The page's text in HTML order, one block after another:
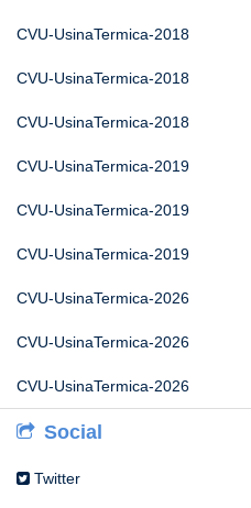
CVU-UsinaTermica-2018
CVU-UsinaTermica-2018
CVU-UsinaTermica-2018
CVU-UsinaTermica-2019
CVU-UsinaTermica-2019
CVU-UsinaTermica-2019
CVU-UsinaTermica-2026
CVU-UsinaTermica-2026
CVU-UsinaTermica-2026
Social
Twitter